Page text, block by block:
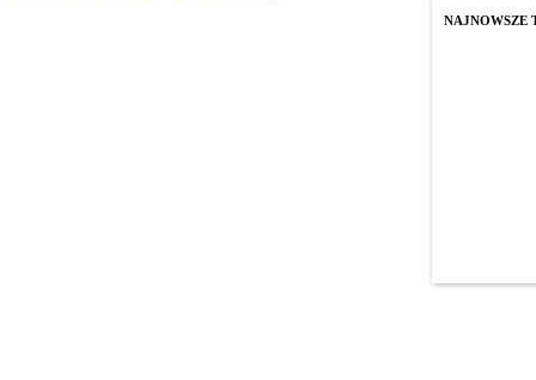
NAJNOWSZE